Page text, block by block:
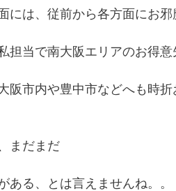
には、従前から各方面にお
担当で南大阪エリアのお得意
阪市内や豊中市などへも時折
まだまだ
ある、とは言えませんね。。